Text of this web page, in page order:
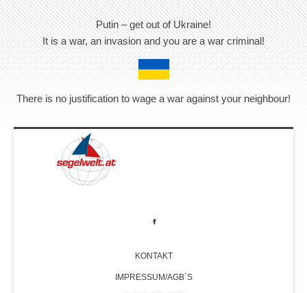
Putin – get out of Ukraine!
It is a war, an invasion and you are a war criminal!
There is no justification to wage a war against your neighbour!
KONTAKT
IMPRESSUM/AGB´S